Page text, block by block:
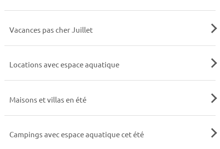
Vacances pas cher Juillet
Locations avec espace aquatique
Maisons et villas en été
Campings avec espace aquatique cet été